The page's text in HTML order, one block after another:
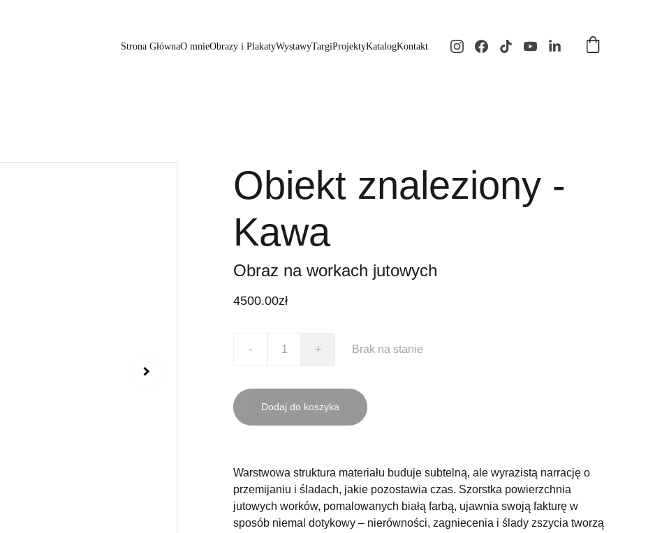
Strona GłównaO mnieObrazy i PlakatyWystawyTargiProjektyKatalogKontakt
Obiekt znaleziony -
Kawa
Obraz na workach jutowych
4500.00zł
- + Brak na stanie
Dodaj do koszyka
Warstwowa struktura materiału buduje subtelną, ale wyrazistą narrację o
przemijaniu i śladach, jakie pozostawia czas. Szorstka powierzchnia
jutowych worków, pomalowanych białą farbą, ujawnia swoją fakturę w
sposób niemal dotykowy – nierówności, zagniecenia i ślady zszycia tworzą